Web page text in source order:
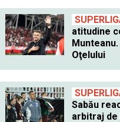
atitudine
Oţelului
Sabău
arbitraj de